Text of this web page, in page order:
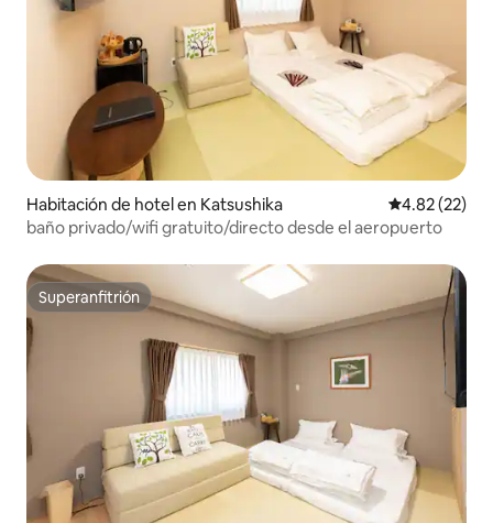
Habitación de hotel en Katsushika Calificación
4.82 (22)
baño privado/wifi gratuito/directo desde el aeropuerto
Superanfitrión
Superanfitrión